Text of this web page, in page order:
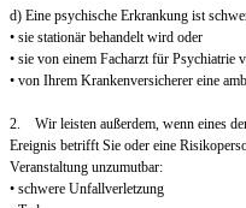
d) Eine psychische Erkrankung ist
• sie stationär behandelt wird oder
• sie von einem Facharzt für Psychiatrie
• von Ihrem Krankenversicherer eine
2. Wir leisten außerdem, wenn eines
Ereignis betrifft Sie oder eine
Veranstaltung unzumutbar:
• schwere Unfallverletzung